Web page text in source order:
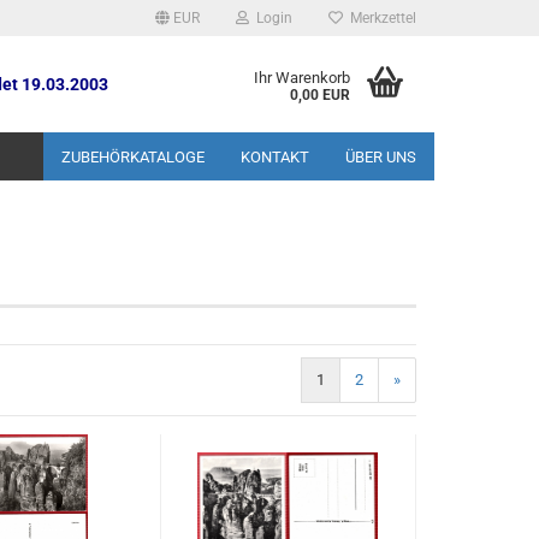
EUR Login Merkzettel
19.03.2003 Ihr Warenkorb
0,00 EUR
ZUBEHÖRKATALOGE KONTAKT ÜBER UNS
1 2 »